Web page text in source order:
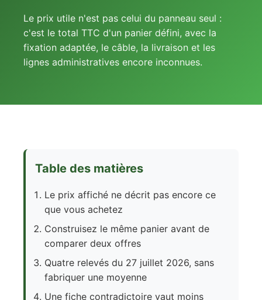
Le prix utile n'est pas celui du panneau seul :
c'est le total TTC d'un panier défini, avec la
fixation adaptée, le câble, la livraison et les
lignes administratives encore inconnues.
Table des matières
Le prix affiché ne décrit pas encore ce
que vous achetez
Construisez le même panier avant de
comparer deux offres
Quatre relevés du 27 juillet 2026, sans
fabriquer une moyenne
Une fiche contradictoire vaut moins